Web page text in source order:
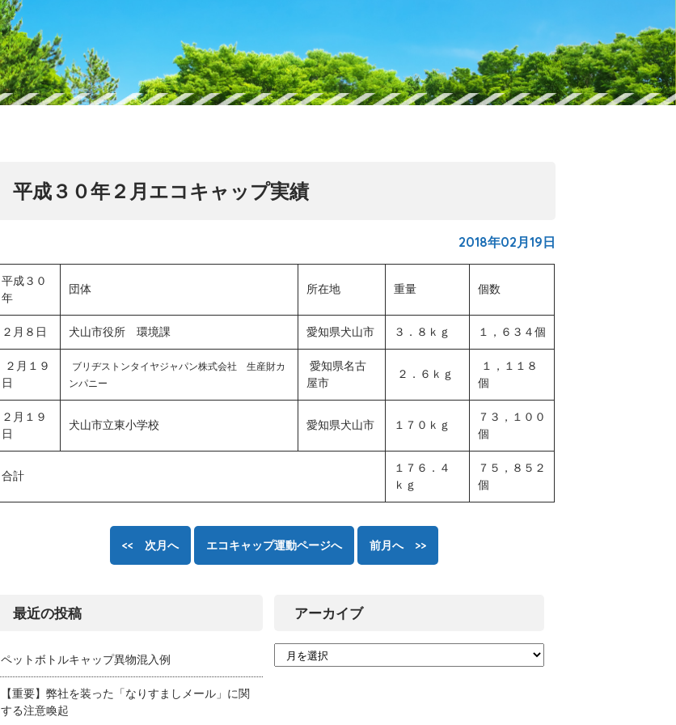
平成３０年２月エコキャップ実績
2018年02月19日
平成３０
年
団体 所在地 重量 個数
２月８日 犬山市役所 環境課 愛知県犬山市 ３．８ｋｇ １，６３４個
２月１９
日
ブリヂストンタイヤジャパン株式会社 生産財カ
ンパニー
愛知県名古
屋市
２．６ｋｇ
１，１１８
個
２月１９
日
犬山市立東小学校 愛知県犬山市 １７０ｋｇ
７３，１００
個
合計
１７６．４
ｋｇ
７５，８５２
個
<< 次月へ エコキャップ運動ページへ 前月へ >>
最近の投稿
ペットボトルキャップ異物混入例
【重要】弊社を装った「なりすましメール」に関
する注意喚起
アーカイブ